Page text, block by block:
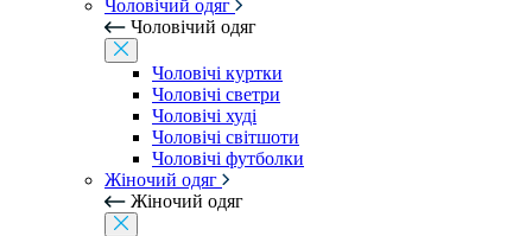
Чоловічий одяг
Чоловічий одяг
Чоловічі куртки
Чоловічі светри
Чоловічі худі
Чоловічі світшоти
Чоловічі футболки
Жіночий одяг
Жіночий одяг